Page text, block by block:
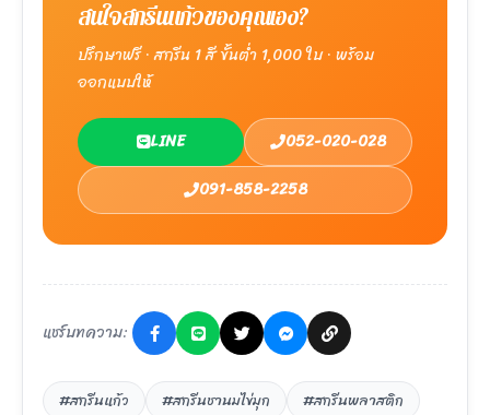
สนใจสกรีนแก้วของคุณเอง?
ปรึกษาฟรี · สกรีน 1 สี ขั้นต่ำ 1,000 ใบ · พร้อม
ออกแบบให้
LINE
052-020-028
091-858-2258
แชร์บทความ:
#สกรีนแก้ว #สกรีนชานมไข่มุก
#สกรีนพลาสติก